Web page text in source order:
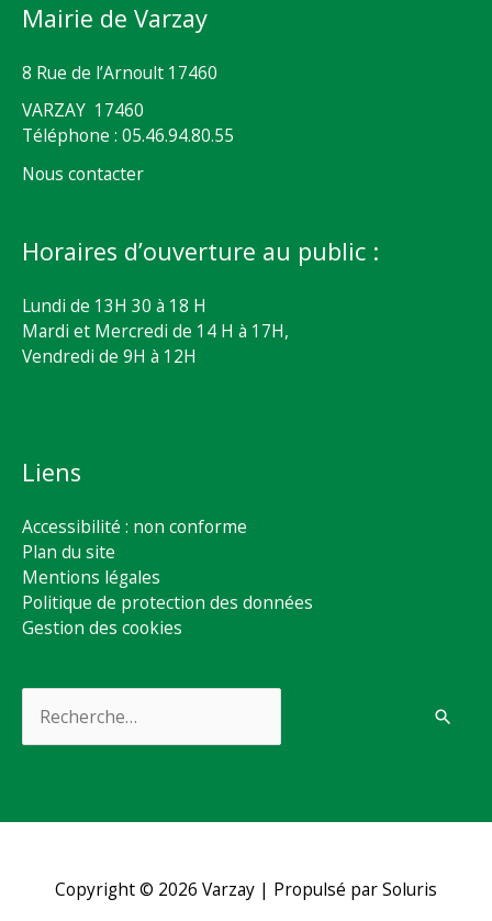
Mairie de Varzay
8 Rue de l’Arnoult 17460
VARZAY 17460
Téléphone : 05.46.94.80.55
Nous contacter
Horaires d’ouverture au public :
Lundi de 13H 30 à 18 H
Mardi et Mercredi de 14 H à 17H,
Vendredi de 9H à 12H
Liens
Accessibilité : non conforme
Plan du site
Mentions légales
Politique de protection des données
Gestion des cookies
Copyright © 2026 Varzay | Propulsé par Soluris